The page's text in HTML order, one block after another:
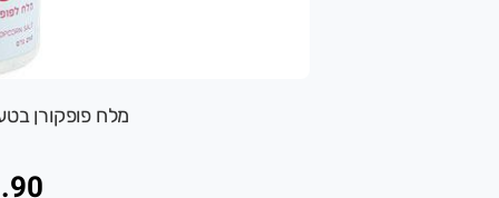
מלח פופקורן בטעם